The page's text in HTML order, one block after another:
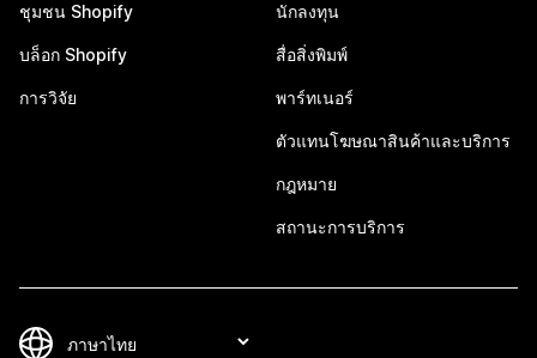
ชุมชน Shopify
บล็อก Shopify
การวิจัย
นักลงทุน
สื่อสิ่งพิมพ์
พาร์ทเนอร์
ตัวแทนโฆษณาสินค้าและบริการ
กฎหมาย
สถานะการบริการ